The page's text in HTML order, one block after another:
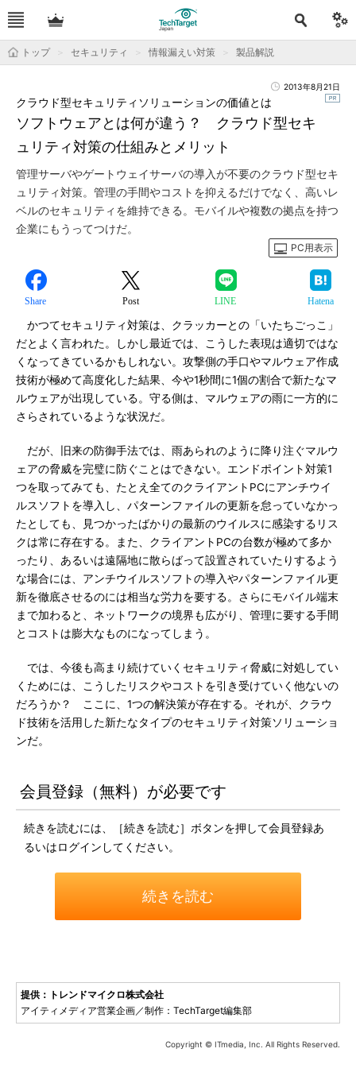
トップ セキュリティ 情報漏えい対策 製品解説
2013年8月21日
ソフトウェアとは何が違う？ クラウド型セキ
ュリティ対策の仕組みとメリット
クラウド型セキュリティソリューションの価値とは
管理サーバやゲートウェイサーバの導入が不要のクラウド型セキ
ュリティ対策。管理の手間やコストを抑えるだけでなく、高いレ
ベルのセキュリティを維持できる。モバイルや複数の拠点を持つ
企業にもうってつけだ。
PC用表示
Share Post LINE Hatena
かつてセキュリティ対策は、クラッカーとの「いたちごっこ」
だとよく言われた。しかし最近では、こうした表現は適切ではな
くなってきているかもしれない。攻撃側の手口やマルウェア作成
技術が極めて高度化した結果、今や1秒間に1個の割合で新たなマ
ルウェアが出現している。守る側は、マルウェアの雨に一方的に
さらされているような状況だ。
だが、旧来の防御手法では、雨あられのように降り注ぐマルウ
ェアの脅威を完璧に防ぐことはできない。エンドポイント対策1
つを取ってみても、たとえ全てのクライアントPCにアンチウイ
ルスソフトを導入し、パターンファイルの更新を怠っていなかっ
たとしても、見つかったばかりの最新のウイルスに感染するリス
クは常に存在する。また、クライアントPCの台数が極めて多か
ったり、あるいは遠隔地に散らばって設置されていたりするよう
な場合には、アンチウイルスソフトの導入やパターンファイル更
新を徹底させるのには相当な労力を要する。さらにモバイル端末
まで加わると、ネットワークの境界も広がり、管理に要する手間
とコストは膨大なものになってしまう。
では、今後も高まり続けていくセキュリティ脅威に対処してい
くためには、こうしたリスクやコストを引き受けていく他ないの
だろうか？ ここに、1つの解決策が存在する。それが、クラウ
ド技術を活用した新たなタイプのセキュリティ対策ソリューショ
ンだ。
会員登録（無料）が必要です
続きを読むには、［続きを読む］ボタンを押して会員登録あ
るいはログインしてください。
続きを読む
提供：トレンドマイクロ株式会社
アイティメディア営業企画／制作：TechTarget編集部
Copyright © ITmedia, Inc. All Rights Reserved.